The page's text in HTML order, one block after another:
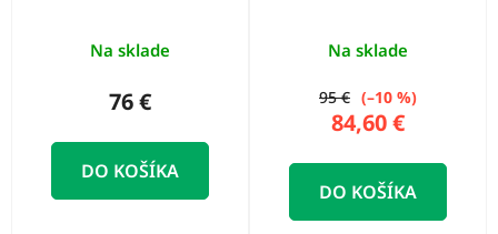
Na sklade
76 €
DO KOŠÍKA
Na sklade
84,60 €
95 € (–10 %)
DO KOŠÍKA